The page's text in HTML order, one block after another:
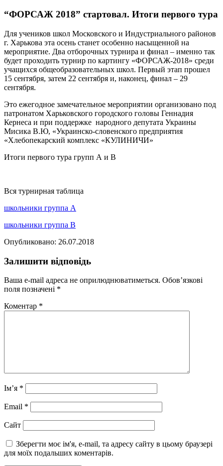
“ФОРСАЖ 2018” стартовал. Итоги первого тура
Для учеников школ Московского и Индустриального районов
г. Харькова эта осень станет особенно насыщенной на
мероприятие. Два отборочных турнира и финал – именно так
будет проходить турнир по картингу «ФОРСАЖ-2018» среди
учащихся общеобразовательных школ. Первый этап прошел
15 сентября, затем 22 сентября и, наконец, финал – 29
сентября.
Это ежегодное замечательное мероприятии организовано под
патронатом Харьковского городского головы Геннадия
Кернеса и при поддержке народного депутата Украины
Мисика В.Ю, «Украинско-словенского предприятия
«Хлебопекарский комплекс «КУЛИНИЧИ»
Итоги первого тура групп А и В
Вся турнирная таблица
школьники группа А
школьники группа В
Опубликовано: 26.07.2018
Залишити відповідь
Ваша e-mail адреса не оприлюднюватиметься. Обов’язкові
поля позначені *
Коментар *
Ім’я *
Email *
Сайт
Зберегти моє ім'я, e-mail, та адресу сайту в цьому браузері
для моїх подальших коментарів.